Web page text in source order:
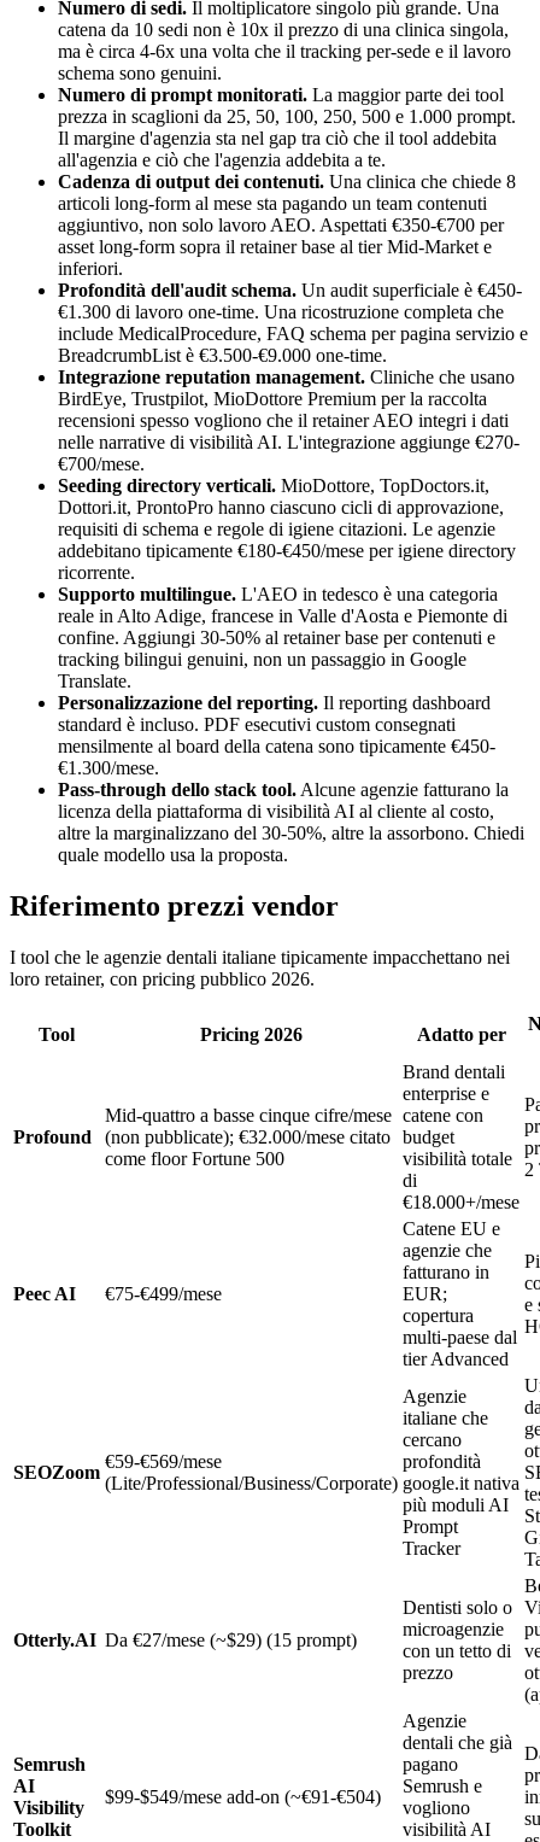
Numero di sedi. Il moltiplicatore singolo più grande. Una
catena da 10 sedi non è 10x il prezzo di una clinica singola,
ma è circa 4-6x una volta che il tracking per-sede e il lavoro
schema sono genuini.
Numero di prompt monitorati. La maggior parte dei tool
prezza in scaglioni da 25, 50, 100, 250, 500 e 1.000 prompt.
Il margine d'agenzia sta nel gap tra ciò che il tool addebita
all'agenzia e ciò che l'agenzia addebita a te.
Cadenza di output dei contenuti. Una clinica che chiede 8
articoli long-form al mese sta pagando un team contenuti
aggiuntivo, non solo lavoro AEO. Aspettati €350-€700 per
asset long-form sopra il retainer base al tier Mid-Market e
inferiori.
Profondità dell'audit schema. Un audit superficiale è €450-
€1.300 di lavoro one-time. Una ricostruzione completa che
include MedicalProcedure, FAQ schema per pagina servizio e
BreadcrumbList è €3.500-€9.000 one-time.
Integrazione reputation management. Cliniche che usano
BirdEye, Trustpilot, MioDottore Premium per la raccolta
recensioni spesso vogliono che il retainer AEO integri i dati
nelle narrative di visibilità AI. L'integrazione aggiunge €270-
€700/mese.
Seeding directory verticali. MioDottore, TopDoctors.it,
Dottori.it, ProntoPro hanno ciascuno cicli di approvazione,
requisiti di schema e regole di igiene citazioni. Le agenzie
addebitano tipicamente €180-€450/mese per igiene directory
ricorrente.
Supporto multilingue. L'AEO in tedesco è una categoria
reale in Alto Adige, francese in Valle d'Aosta e Piemonte di
confine. Aggiungi 30-50% al retainer base per contenuti e
tracking bilingui genuini, non un passaggio in Google
Translate.
Personalizzazione del reporting. Il reporting dashboard
standard è incluso. PDF esecutivi custom consegnati
mensilmente al board della catena sono tipicamente €450-
€1.300/mese.
Pass-through dello stack tool.Alcune agenzie fatturano la
licenza della piattaforma di visibilità AI al cliente al costo,
altre la marginalizzano del 30-50%, altre la assorbono. Chiedi
quale modello usa la proposta.
Riferimento prezzi vendor
I tool che le agenzie dentali italiane tipicamente impacchettano nei
loro retainer, con pricing pubblico 2026.
Tool Pricing 2026 Adatto per
Profound
Mid-quattro a basse cinque cifre/mese
(non pubblicate); €32.000/mese citato
come floor Fortune 500
Brand dentali
enterprise e
catene con
budget
visibilità totale
di
€18.000+/mese
2
Peec AI €75-€499/mese
Catene EU e
agenzie che
fatturano in
EUR;
copertura
multi-paese dal
tier Advanced
e
SEOZoom
€59-€569/mese
(Lite/Professional/Business/Corporate)
Agenzie
italiane che
cercano
profondità
google.it nativa
più moduli AI
Prompt
Tracker
Otterly.AI Da €27/mese (~$29) (15 prompt)
Dentisti solo o
microagenzie
con un tetto di
prezzo
Semrush
AI
Visibility
Toolkit
$99-$549/mese add-on (~€91-€504)
Agenzie
dentali che già
pagano
Semrush e
vogliono
visibilità AI